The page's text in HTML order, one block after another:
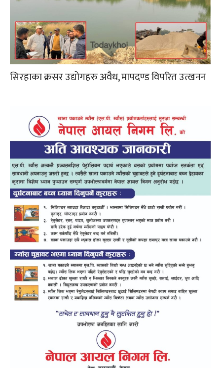
सिरहाका क्रसर उद्योगहरु अवैध, मापदण्ड विपरित उत्खनन